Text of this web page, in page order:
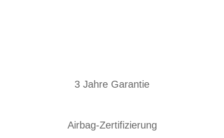
3 Jahre Garantie
Airbag-Zertifizierung